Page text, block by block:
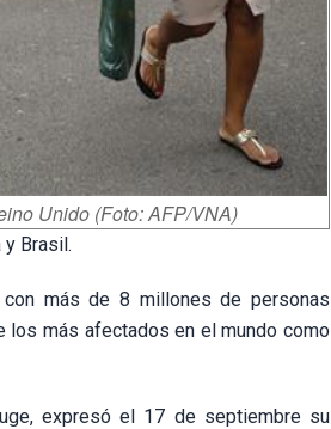
Unido (Foto: AFP/VNA)
Brasil.
más de 8 millones de personas
los más afectados en el mundo como
expresó el 17 de septiembre su